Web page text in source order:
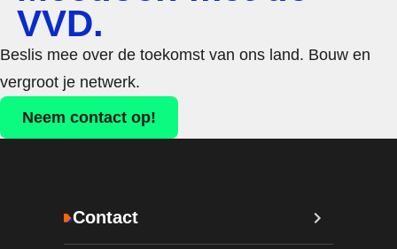
VVD.
Beslis mee over de toekomst van ons land. Bouw en
vergroot je netwerk.
Neem contact op!
Contact